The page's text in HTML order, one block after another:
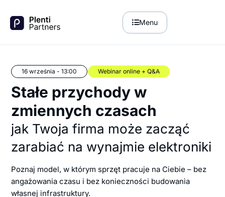
Menu
16 września - 13:00 Webinar online + Q&A
Stałe przychody w
zmiennych czasach
jak Twoja firma może zacząć
zarabiać na wynajmie elektroniki
Poznaj model, w którym sprzęt pracuje na Ciebie – bez
angażowania czasu i bez konieczności budowania
własnej infrastruktury.